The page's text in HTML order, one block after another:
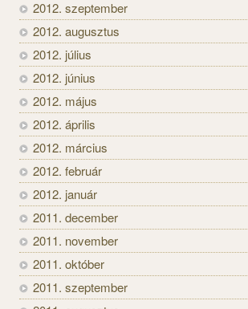
2012. szeptember
2012. augusztus
2012. július
2012. június
2012. május
2012. április
2012. március
2012. február
2012. január
2011. december
2011. november
2011. október
2011. szeptember